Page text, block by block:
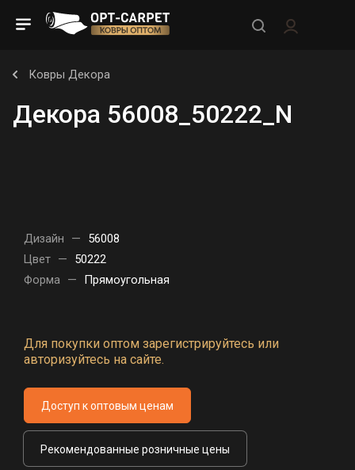
Ковры Декора
Декора 56008_50222_N
Дизайн —
56008
Цвет —
50222
Форма — Прямоугольная
Для покупки оптом зарегистрируйтесь или
авторизуйтесь на сайте.
Доступ к оптовым ценам
Рекомендованные розничные цены